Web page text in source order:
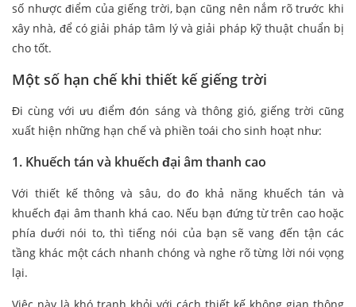
số nhược điểm của giếng trời, bạn cũng nên nắm rõ trước khi
xây nhà, để có giải pháp tâm lý và giải pháp kỹ thuật chuẩn bị
cho tốt.
Một số hạn chế khi thiết kế giếng trời
Đi cùng với ưu điểm đón sáng và thông gió, giếng trời cũng
xuất hiện những hạn chế và phiền toái cho sinh hoạt như:
1. Khuếch tán và khuếch đại âm thanh cao
Với thiết kế thông và sâu, do đo khả năng khuếch tán và
khuếch đại âm thanh khá cao. Nếu bạn đứng từ trên cao hoặc
phía dưới nói to, thì tiếng nói của bạn sẽ vang đến tận các
tầng khác một cách nhanh chóng và nghe rõ từng lời nói vọng
lại.